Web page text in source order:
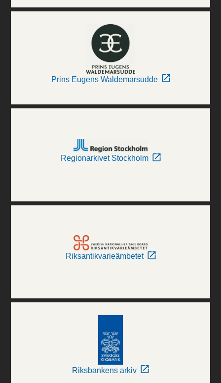
Prins Eugens Waldemarsudde
Regionarkivet Stockholm
Riksantikvarieämbetet
Riksbankens arkiv